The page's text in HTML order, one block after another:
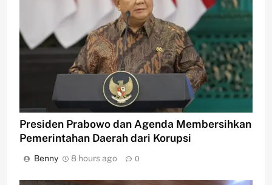
Presiden Prabowo dan Agenda Membersihkan
Pemerintahan Daerah dari Korupsi
Benny 8 hours ago 0